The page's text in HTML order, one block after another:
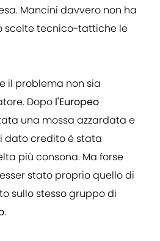
Mancini davvero non ha
scelte tecnico-tattiche le
il problema non sia
Dopo l'Europeo
una mossa azzardata e
dato credito è stata
più consona. Ma forse
stato proprio quello di
sullo stesso gruppo di
.